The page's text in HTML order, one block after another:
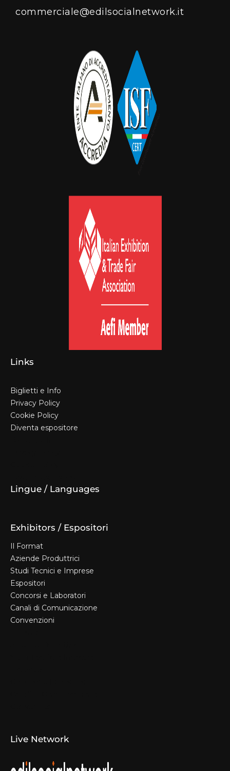
commerciale@edilsocialnetwork.it
Links
Biglietti e Info
Privacy Policy
Cookie Policy
Diventa espositore
Lingue / Languages
Exhibitors / Espositori
Il Format
Aziende Produttrici
Studi Tecnici e Imprese
Espositori
Concorsi e Laboratori
Canali di Comunicazione
Convenzioni
Live Network